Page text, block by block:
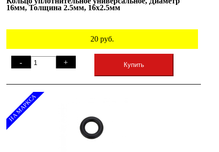
16мм, Толщина 2.5мм, 16х2.5мм
20 руб.
- + Купить
НА МАРКСА